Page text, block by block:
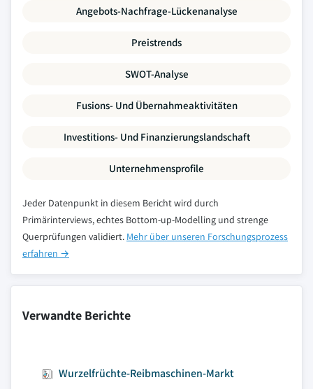
Angebots-Nachfrage-Lückenanalyse
Preistrends
SWOT-Analyse
Fusions- Und Übernahmeaktivitäten
Investitions- Und Finanzierungslandschaft
Unternehmensprofile
Jeder Datenpunkt in diesem Bericht wird durch
Primärinterviews, echtes Bottom-up-Modelling und strenge
Querprüfungen validiert. Mehr über unseren Forschungsprozess
erfahren →
Verwandte Berichte
Wurzelfrüchte-Reibmaschinen-Markt